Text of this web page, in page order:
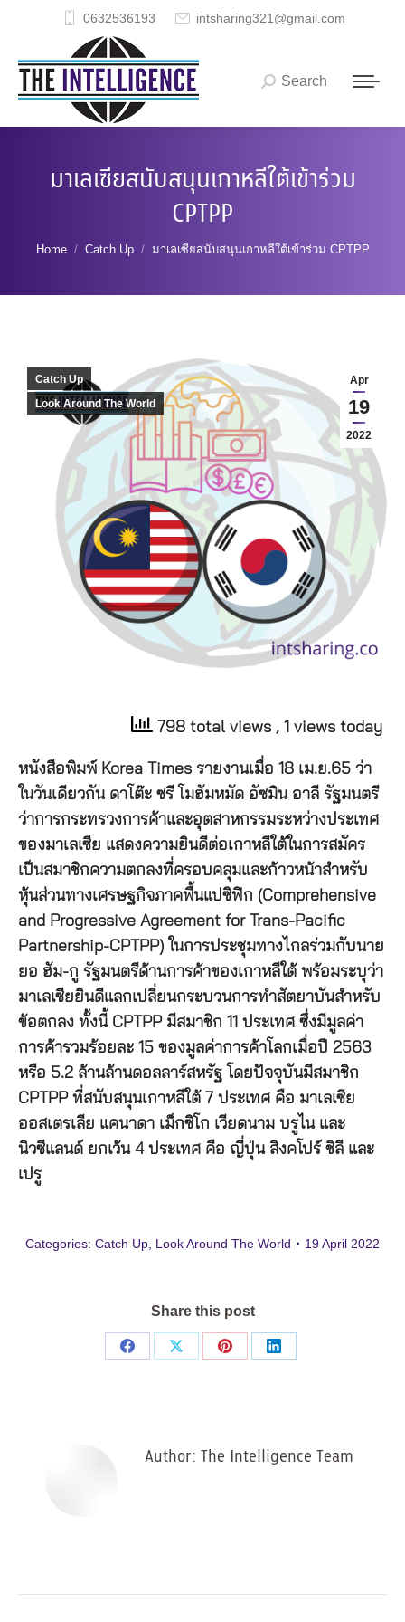
0632536193 intsharing321@gmail.com
Search:
Search
มาเลเซียสนับสนุนเกาหลีใต้เข้าร่วม
CPTPP
You are here:
Home Catch Up มาเลเซียสนับสนุนเกาหลีใต้เข้าร่วม CPTPP
Apr
19
2022
Catch Up
Look Around The World
798 total views , 1 views today
หนังสือพิมพ์ Korea Times รายงานเมื่อ 18 เม.ย.65 ว่า
ในวันเดียวกัน ดาโต๊ะ ซรี โมฮัมหมัด อัซมิน อาลี รัฐมนตรี
ว่าการกระทรวงการค้าและอุตสาหกรรมระหว่างประเทศ
ของมาเลเซีย แสดงความยินดีต่อเกาหลีใต้ในการสมัคร
เป็นสมาชิกความตกลงที่ครอบคลุมและก้าวหน้าสำหรับ
หุ้นส่วนทางเศรษฐกิจภาคพื้นแปซิฟิก (Comprehensive
and Progressive Agreement for Trans-Pacific
Partnership-CPTPP) ในการประชุมทางไกลร่วมกับนาย
ยอ ฮัม-กู รัฐมนตรีด้านการค้าของเกาหลีใต้ พร้อมระบุว่า
มาเลเซียยินดีแลกเปลี่ยนกระบวนการทำสัตยาบันสำหรับ
ข้อตกลง ทั้งนี้ CPTPP มีสมาชิก 11 ประเทศ ซึ่งมีมูลค่า
การค้ารวมร้อยละ 15 ของมูลค่าการค้าโลกเมื่อปี 2563
หรือ 5.2 ล้านล้านดอลลาร์สหรัฐ โดยปัจจุบันมีสมาชิก
CPTPP ที่สนับสนุนเกาหลีใต้ 7 ประเทศ คือ มาเลเซีย
ออสเตรเลีย แคนาดา เม็กซิโก เวียดนาม บรูไน และ
นิวซีแลนด์ ยกเว้น 4 ประเทศ คือ ญี่ปุ่น สิงคโปร์ ชิลี และ
เปรู
Categories: Catch Up Look Around The World 19 April 2022
Share this post
Share
Share
Share
Share
Author: The Intelligence Team